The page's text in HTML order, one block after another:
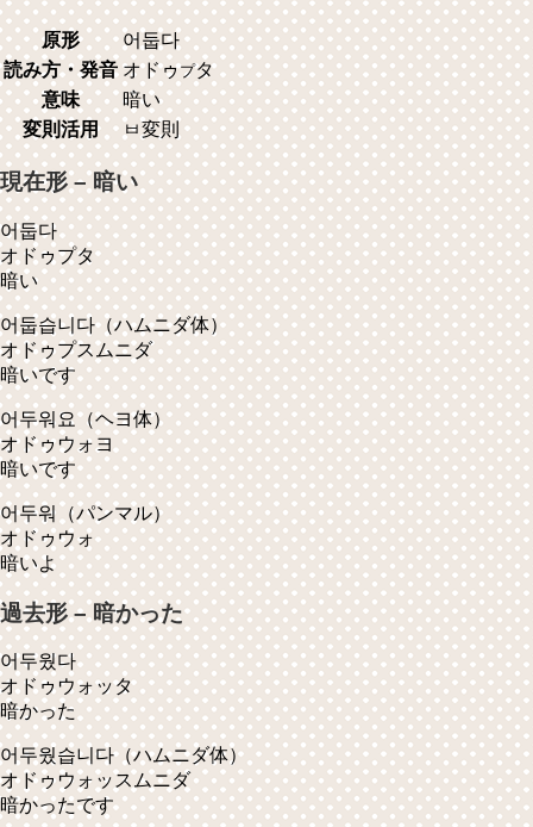
原形
어둡다
読み方・発音 オドゥプタ
意味
暗い
変則活用
ㅂ変則
現在形 – 暗い
어둡다
オドゥプタ
暗い
어둡습니다（ハムニダ体）
オドゥプスムニダ
暗いです
어두워요（ヘヨ体）
オドゥウォヨ
暗いです
어두워 （パンマル）
オドゥウォ
暗いよ
過去形 – 暗かった
어두웠다
オドゥウォッタ
暗かった
어두웠습니다（ハムニダ体）
オドゥウォッスムニダ
暗かったです